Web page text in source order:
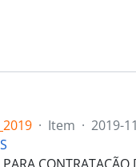
· Item · 2019-